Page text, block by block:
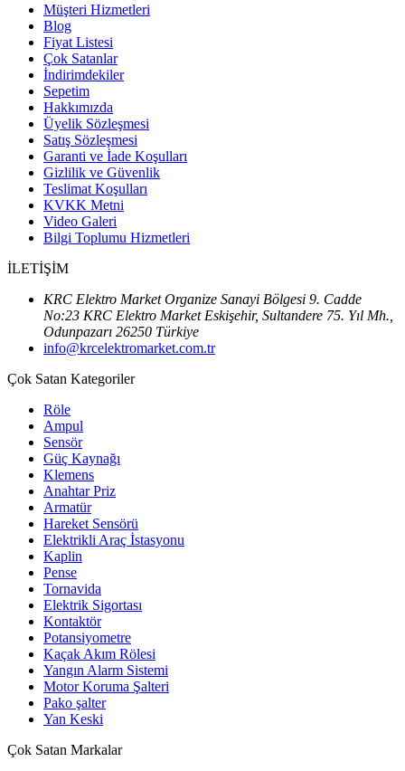
Müşteri Hizmetleri
Blog
Fiyat Listesi
Çok Satanlar
İndirimdekiler
Sepetim
Hakkımızda
Üyelik Sözleşmesi
Satış Sözleşmesi
Garanti ve İade Koşulları
Gizlilik ve Güvenlik
Teslimat Koşulları
KVKK Metni
Video Galeri
Bilgi Toplumu Hizmetleri
İLETİŞİM
KRC Elektro Market Organize Sanayi Bölgesi 9. Cadde
No:23 KRC Elektro Market Eskişehir, Sultandere 75. Yıl Mh.,
Odunpazarı 26250 Türkiye
info@krcelektromarket.com.tr
Çok Satan Kategoriler
Röle
Ampul
Sensör
Güç Kaynağı
Klemens
Anahtar Priz
Armatür
Hareket Sensörü
Elektrikli Araç İstasyonu
Kaplin
Pense
Tornavida
Elektrik Sigortası
Kontaktör
Potansiyometre
Kaçak Akım Rölesi
Yangın Alarm Sistemi
Motor Koruma Şalteri
Pako şalter
Yan Keski
Çok Satan Markalar